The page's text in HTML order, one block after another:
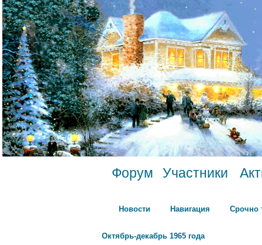
Форум Участники
Новости Навигация Срочно
Октябрь-декабрь 1965 года